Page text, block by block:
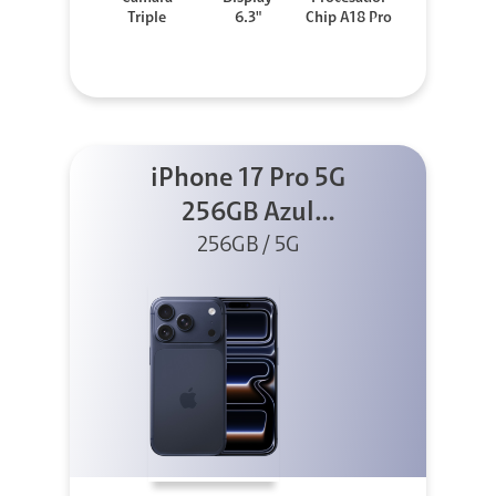
Triple
6.3"
Chip A18 Pro
iPhone 17 Pro 5G
256GB Azul
profundo
256GB / 5G